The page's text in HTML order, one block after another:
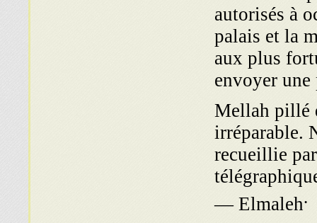
autorisés à
palais et la
aux plus
envoyer une
Mellah pillé
irréparable.
recueillie
— Elmaleh.